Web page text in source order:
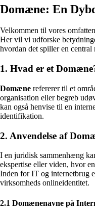
Domæne: En
Velkommen til vores
Her vil vi udforske
hvordan det spiller en
1. Hvad er et
Domæne refererer til et
organisation eller begreb
kan også henvise til en
identifikation.
2. Anvendelse af
I en juridisk sammenhæng
ekspertise eller viden, hvor
Inden for IT og internetbrug
virksomheds onlineidentitet.
2.1 Domænenavne på